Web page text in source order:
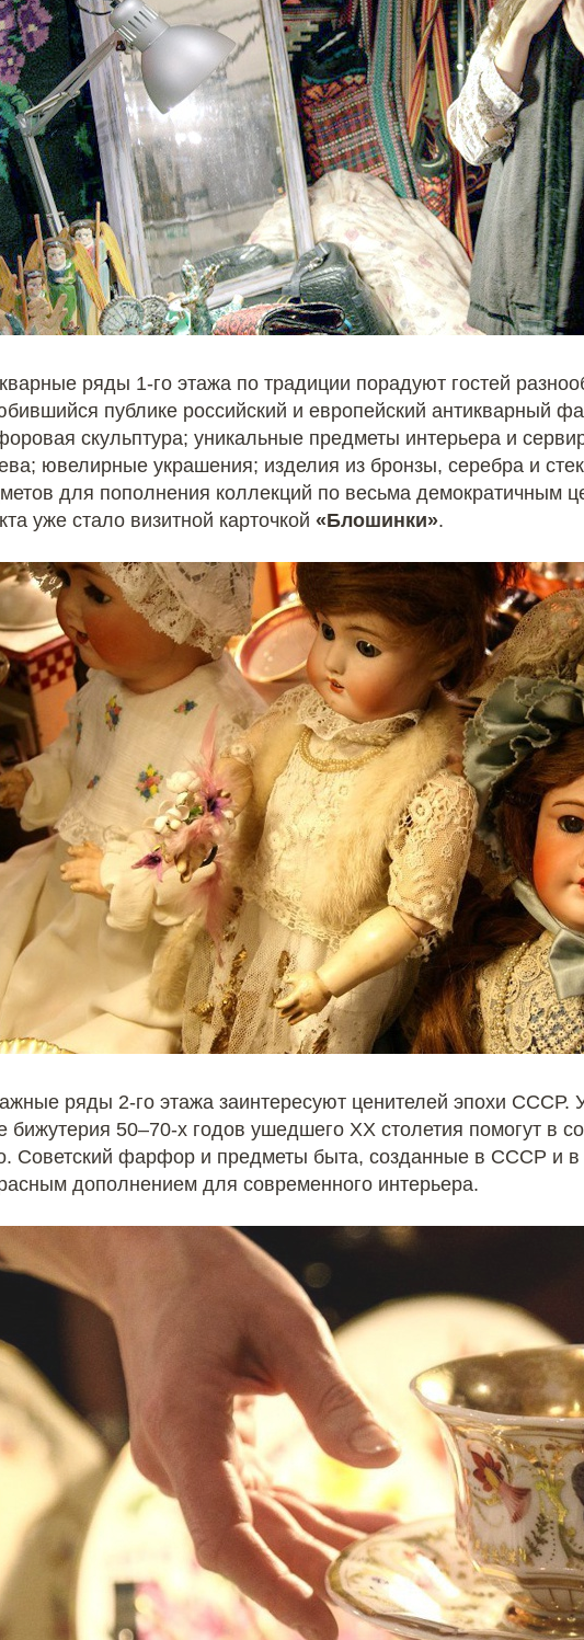
ряды 1-го этажа по традиции порадуют гостей
публике российский и европейский антикварный
скульптура; уникальные предметы интерьера и
ювелирные украшения; изделия из бронзы, серебра и
для пополнения коллекций по весьма демократичным
уже стало визитной карточкой «Блошинки».
ряды 2-го этажа заинтересуют ценителей эпохи
бижутерия 50–70-х годов ушедшего ХХ столетия помогут в
Советский фарфор и предметы быта, созданные в СССР и в
дополнением для современного интерьера.